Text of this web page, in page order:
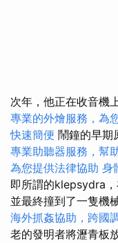
次年，他正在收音機
專業的外燴服務，為
快速簡便 鬧鐘的早期
專業助聽器服務，幫
為您提供法律協助 身
即所謂的klepsydra，
並最終撞到了一隻機
海外抓姦協助，跨國
老的發明者將瀝青板